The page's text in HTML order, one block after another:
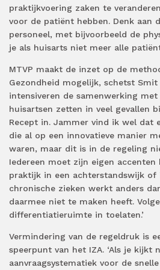
praktijkvoering zaken te
voor de patiënt hebben. Denk aan
personeel, met bijvoorbeeld de
je als huisarts niet meer alle
MTVP maakt de inzet op de
Gezondheid mogelijk, schetst Smit
intensiveren de samenwerking
huisartsen zetten in veel gevallen
Recept in. Jammer vind ik wel dat
die al op een innovatieve manier
waren, maar dit is in de regeling
Iedereen moet zijn eigen accenten
praktijk in een achterstandswijk
chronische zieken werkt anders
daarmee niet te maken heeft.
differentiatieruimte in toelaten.’
Vermindering van de regeldruk is
speerpunt van het IZA. ‘Als je kijkt
aanvraagsystematiek voor de